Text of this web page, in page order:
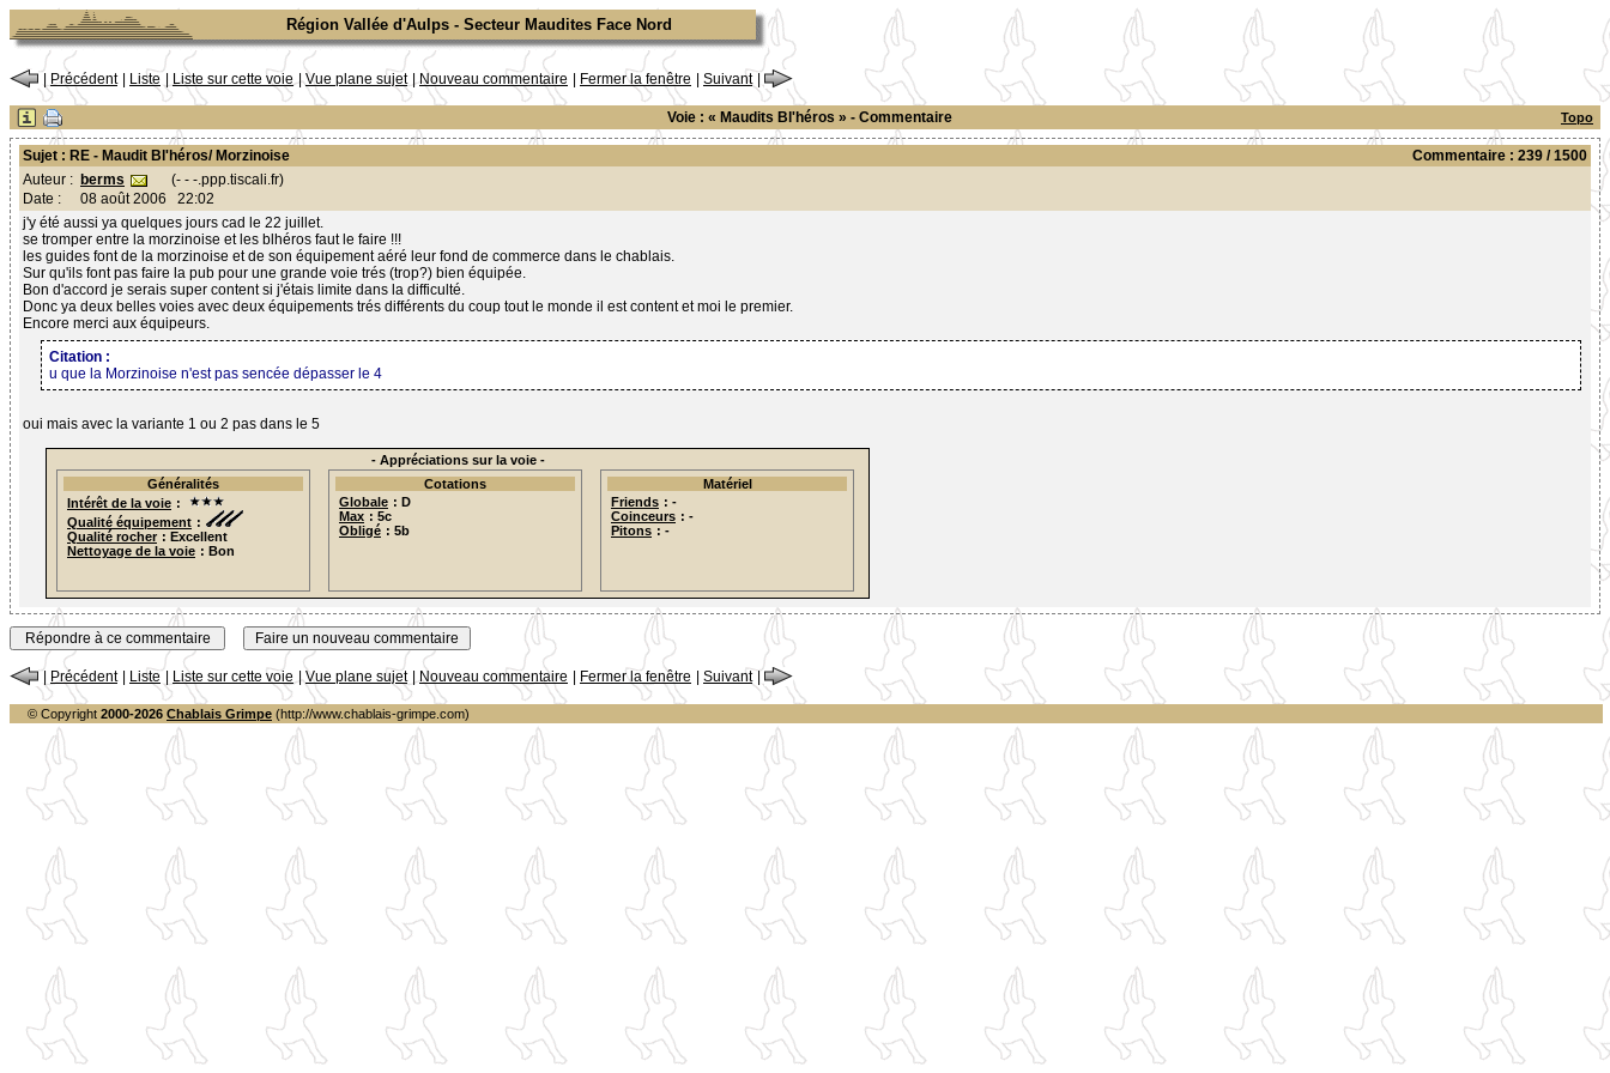
Région Vallée d'Aulps - Secteur Maudites Face Nord
Précédent Liste Liste sur cette voie | Vue plane sujet Nouveau commentaire Fermer la fenêtre Suivant
Voie : « Maudits Bl'héros » - Commentaire Topo
Sujet : RE - Maudit Bl'héros/ Morzinoise
Commentaire : 239 / 1500
Auteur : berms
(- - -.ppp.tiscali.fr)
Date :
08 août 2006 22:02
j'y été aussi ya quelques jours cad le 22 juillet.
se tromper entre la morzinoise et les blhéros faut le faire !!!
les guides font de la morzinoise et de son équipement aéré leur fond de commerce dans le chablais.
Sur qu'ils font pas faire la pub pour une grande voie trés (trop?) bien équipée.
Bon d'accord je serais super content si j'étais limite dans la difficulté.
Donc ya deux belles voies avec deux équipements trés différents du coup tout le monde il est content et moi le premier.
Encore merci aux équipeurs.
Citation :
u que la Morzinoise n'est pas sencée dépasser le 4
oui mais avec la variante 1 ou 2 pas dans le 5
- Appréciations sur la voie -
Généralités
Intérêt de la voie :
Qualité équipement :
Qualité rocher : Excellent
Nettoyage de la voie : Bon
Cotations
Globale : D
Max : 5c
Obligé : 5b
Matériel
Friends : -
Coinceurs : -
Pitons : -
Précédent Liste Liste sur cette voie | Vue plane sujet Nouveau commentaire Fermer la fenêtre Suivant
© Copyright 2000-2026 Chablais Grimpe (http://www.chablais-grimpe.com)